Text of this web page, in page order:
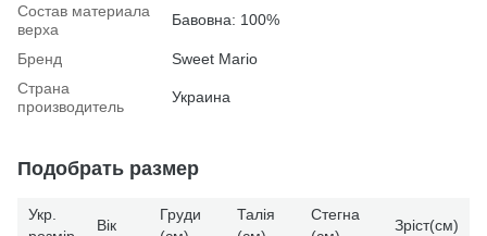
Состав материала
верха
Бавовна: 100%
Бренд
Sweet Mario
Страна
производитель
Украина
Подобрать размер
Укр.
Вік
Груди
Талія
Стегна
Зріст(см)